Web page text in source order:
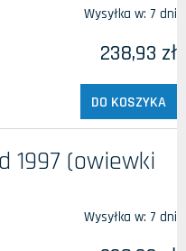
Wysyłka w: 7 dni
238,93 zł
DO KOSZYKA
1997 (owiewki
Wysyłka w: 7 dni